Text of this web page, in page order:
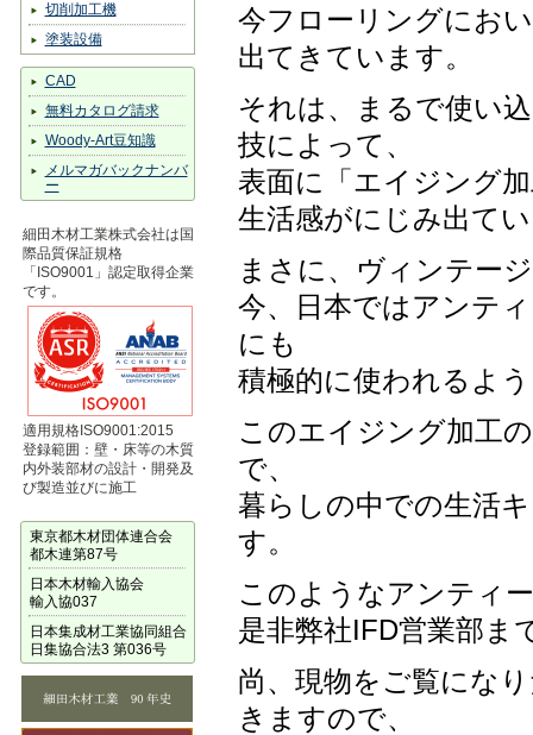
切削加工機
塗装設備
CAD
無料カタログ請求
Woody-Art豆知識
メルマガバックナンバ
ー
細田木材工業株式会社は国
際品質保証規格
「ISO9001」認定取得企業
です。
適用規格ISO9001:2015
登録範囲：壁・床等の木質
内外装部材の設計・開発及
び製造並びに施工
東京都木材団体連合会
都木連第87号
日本木材輸入協会
輸入協037
日本集成材工業協同組合
日集協合法3 第036号
今フローリングにお
出てきています。
それは、まるで使い
技によって、
表面に「エイジング
生活感がにじみ出て
まさに、ヴィンテー
今、日本ではアンテ
にも
積極的に使われるよ
このエイジング加工
で、
暮らしの中での生活
す。
このようなアンティ
是非弊社IFD営業部ま
尚、現物をご覧にな
きますので、